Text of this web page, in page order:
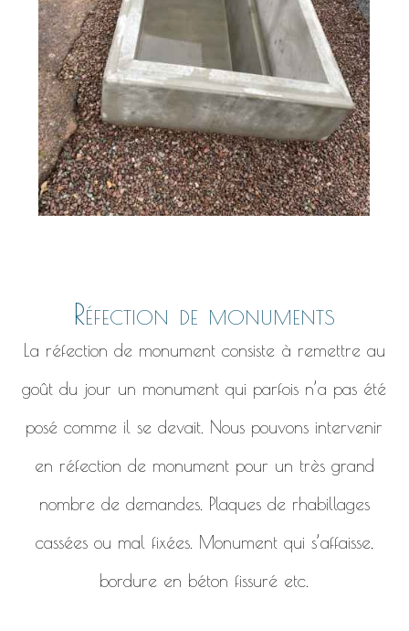
Réfection de monuments
La réfection de monument consiste à remettre au
goût du jour un monument qui parfois n’a pas été
posé comme il se devait. Nous pouvons intervenir
en réfection de monument pour un très grand
nombre de demandes. Plaques de rhabillages
cassées ou mal fixées. Monument qui s’affaisse,
bordure en béton fissuré etc.